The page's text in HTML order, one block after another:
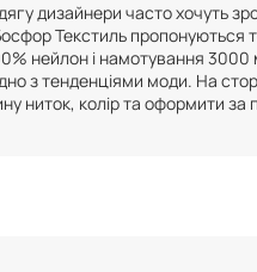
дизайнери часто хочуть
Текстиль пропонуються
нейлон і намотування 3000
з тенденціями моди. На
ниток, колір та оформити